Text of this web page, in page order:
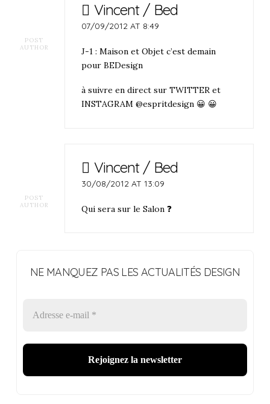
POST
AUTHOR
Vincent / Bed
07/09/2012 AT 8:49
J-1 : Maison et Objet c’est demain
pour BEDesign
à suivre en direct sur TWITTER et
INSTAGRAM @espritdesign 😀 😀
POST
AUTHOR
Vincent / Bed
30/08/2012 AT 13:09
Qui sera sur le Salon ❓
NE MANQUEZ PAS LES ACTUALITÉS DESIGN